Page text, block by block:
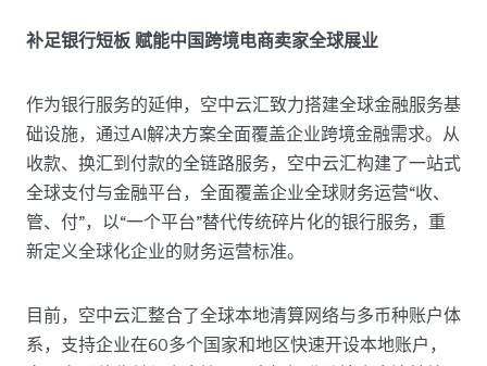
补足银行短板 赋能中国跨境电商卖家全球展业
作为银行服务的延伸，空中云汇致力搭建全球金融服务基
础设施，通过AI解决方案全面覆盖企业跨境金融需求。从
收款、换汇到付款的全链路服务，空中云汇构建了一站式
全球支付与金融平台，全面覆盖企业全球财务运营“收、
管、付”，以“一个平台”替代传统碎片化的银行服务，重
新定义全球化企业的财务运营标准。
目前，空中云汇整合了全球本地清算网络与多币种账户体
系，支持企业在60多个国家和地区快速开设本地账户，